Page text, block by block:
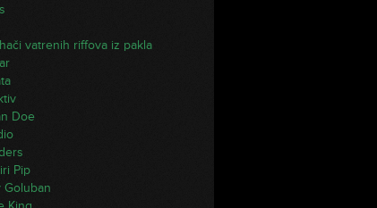
vatrenih riffova iz pakla
Doe
Pip
Goluban